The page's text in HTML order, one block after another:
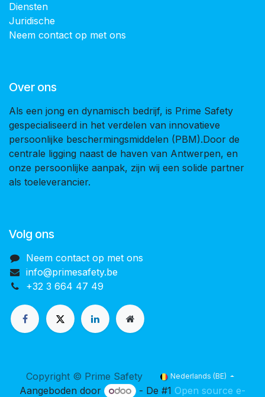
Diensten
Juridische
Neem contact op met ons
Over ons
Als een jong en dynamisch bedrijf, is Prime Safety
gespecialiseerd in het verdelen van innovatieve
persoonlijke beschermingsmiddelen (PBM).Door de
centrale ligging naast de haven van Antwerpen, en
onze persoonlijke aanpak, zijn wij een solide partner
als toeleverancier.
Volg ons
Neem contact op met ons
info@primesafety.be
+32 3 664 47 49
Copyright © Prime Safety Nederlands (BE)
Aangeboden door - De #1Open source e-